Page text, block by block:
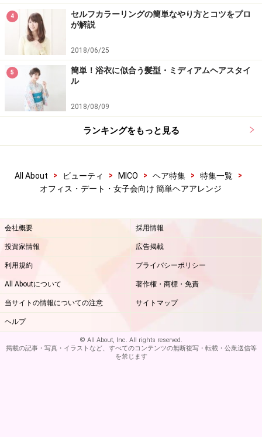
4
セルフカラーリングの簡単なやり方とコツをプロ
が解説
2018/06/25
5
簡単！浴衣に似合う髪型・ミディアムヘアスタイ
ル
2018/08/09
ランキングをもっと見る
All About > ビューティ > MICO > ヘア特集 > 特集一覧
>
オフィス・デート・女子会向け 簡単ヘアアレンジ
会社概要 採用情報
投資家情報 広告掲載
利用規約 プライバシーポリシー
All Aboutについて 著作権・商標・免責
当サイトの情報についての注意 サイトマップ
ヘルプ
© All About, Inc. All rights reserved.
掲載の記事・写真・イラストなど、すべてのコンテンツの無断複写・転載・公衆送信等
を禁じます